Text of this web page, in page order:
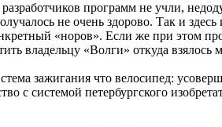
программ не учли,
не очень здорово. Так и
«норов». Если же при этом
владельцу «Волги» откуда
зажигания что велосипед:
с системой петербургского